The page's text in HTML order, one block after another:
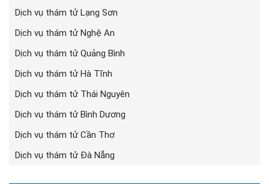
Dịch vụ thám tử Lạng Sơn
Dịch vụ thám tử Nghệ An
Dịch vụ thám tử Quảng Bình
Dịch vụ thám tử Hà Tĩnh
Dịch vụ thám tử Thái Nguyên
Dịch vụ thám tử Bình Dương
Dịch vụ thám tử Cần Thơ
Dịch vụ thám tử Đà Nẵng